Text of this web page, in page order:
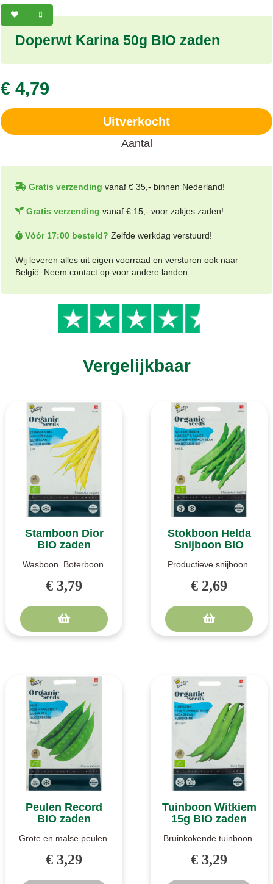
Doperwt Karina 50g BIO zaden
€ 4,79
Uitverkocht
Aantal
Gratis verzending vanaf € 35,- binnen Nederland!
Gratis verzending vanaf € 15,- voor zakjes zaden!
Vóór 17:00 besteld? Zelfde werkdag verstuurd!
Wij leveren alles uit eigen voorraad en versturen ook naar
België. Neem contact op voor andere landen.
Vergelijkbaar
Stamboon Dior
BIO zaden
Wasboon. Boterboon.
geelkleurende, lage
€ 3,79
Stokboon Helda
Snijboon BIO
Productieve snijboon.
snijboon. Een bijzonder
€ 2,69
Peulen Record
BIO zaden
Grote en malse peulen.
zeer malse peulen.
€ 3,29
Tuinboon Witkiem
15g BIO zaden
Bruinkokende tuinboon.
lange scheden met elk
€ 3,29